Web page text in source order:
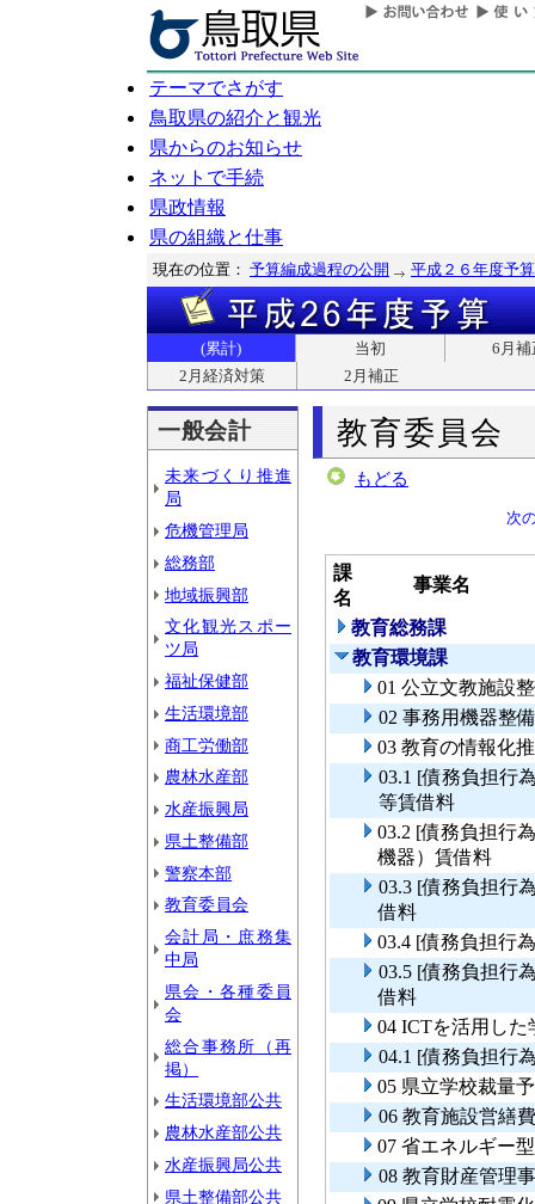
テーマでさがす
鳥取県の紹介と観光
県からのお知らせ
ネットで手続
県政情報
県の組織と仕事
現在の位置： 予算編成過程の公開 平成２６年度予算
(累計) 当初
6月補
2月経済対策
2月補正
一般会計
未来づくり推進
局
危機管理局
総務部
地域振興部
文化観光スポー
ツ局
福祉保健部
生活環境部
商工労働部
農林水産部
水産振興局
県土整備部
警察本部
教育委員会
会計局・庶務集
中局
県会・各種委員
会
総合事務所（再
掲）
生活環境部公共
農林水産部公共
水産振興局公共
県土整備部公共
教育委員会
もどる
次
課
名
事業名
教育総務課
教育環境課
01 公立文教施設
02 事務用機器整
03 教育の情報化
03.1 [債務負担行
等賃借料
03.2 [債務負担行
機器）賃借料
03.3 [債務負担行
借料
03.4 [債務負担行
03.5 [債務負担行
借料
04 ICTを活用し
04.1 [債務負担行
05 県立学校裁量
06 教育施設営繕費
07 省エネルギー
08 教育財産管理